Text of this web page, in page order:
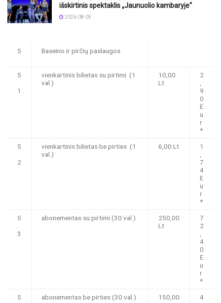
išskirtinis spektaklis „Jaunuolio kambaryje“
2026-08-05
5
.
Baseino ir pirčių paslaugos
5
.
1
.
vienkartinis bilietas su pirtimi (1
val.)
10,00
Lt
2
,
9
0
E
u
r
*
5
.
2
.
vienkartinis bilietas be pirties (1
val.)
6,00 Lt
1
,
7
4
E
u
r
*
5
.
3
.
abonementas su pirtimi (30 val.)
250,00
Lt
7
2
,
4
0
E
u
r
*
5
abonementas be pirties (30 val.)
150,00
4